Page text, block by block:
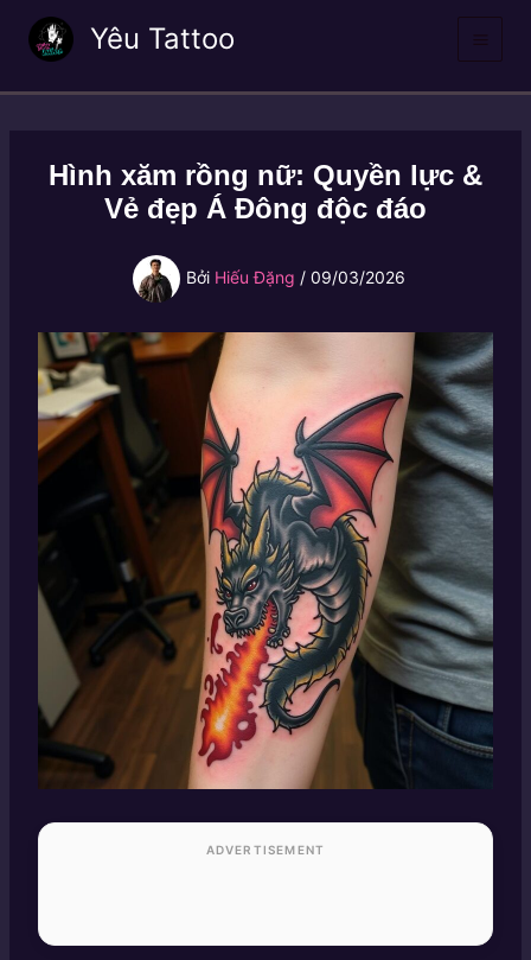
dung
Yêu Tattoo
Hình xăm rồng nữ: Quyền lực &
Vẻ đẹp Á Đông độc đáo
Bởi Hiếu Đặng / 09/03/2026
ADVERTISEMENT